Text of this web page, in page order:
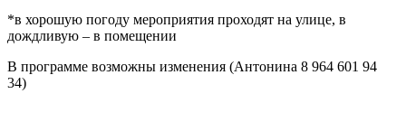
*в хорошую погоду мероприятия проходят на улице, в
дождливую – в помещении
В программе возможны изменения (Антонина 8 964 601 94
34)